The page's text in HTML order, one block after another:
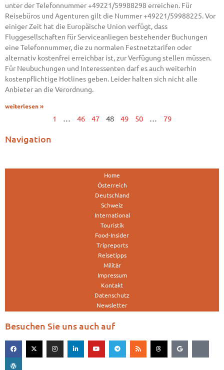
unter der Telefonnummer +49221/59988298 erreichen. Für
Reisebüros und Agenturen gilt die Nummer +49221/59988225. Vor
einiger Zeit hat die Europäische Union verfügt, dass
Fluggesellschaften für Serviceanliegen bestehender Buchungen
eine Telefonnummer, die zu normalen Festnetztarifen oder
alternativ kostenfrei erreichbar ist, zur Verfügung stellen müssen.
Für Neubuchungen und Interessenten darf es auch weiterhin
kostenpflichtige Hotlines geben. Leider halten sich nicht alle
Anbieter an die Verordnung.
weiterlesen »
1 … 46 47 48 49 50 … 79
Navigation
Home
Österreich
Deutschland
Schweiz
International
Touristik
Food-Insider
Tripreports
Reisetipps
Militär
Impressum
Kontakt
Datenschutz
Newsletter
Besuchen Sie uns auch auf